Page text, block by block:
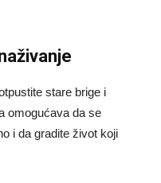
stare brige i
omogućava da se
i da gradite život koji